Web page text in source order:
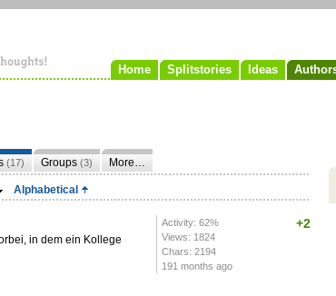
Home Splitstories Ideas
(17) Groups (3) More…
Alphabetical
in dem ein Kollege
Activity: 62%
Views: 1824
Chars: 2194
191 months ago
+2